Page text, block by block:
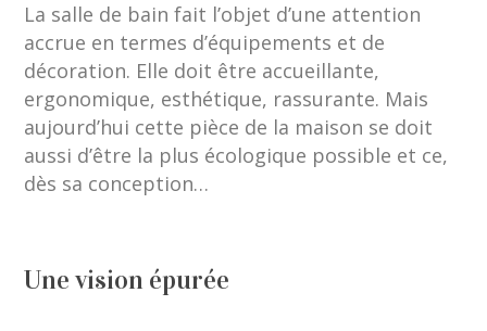
La salle de bain fait l’objet d’une attention
accrue en termes d’équipements et de
décoration. Elle doit être accueillante,
ergonomique, esthétique, rassurante. Mais
aujourd’hui cette pièce de la maison se doit
aussi d’être la plus écologique possible et ce,
dès sa conception…
Une vision épurée